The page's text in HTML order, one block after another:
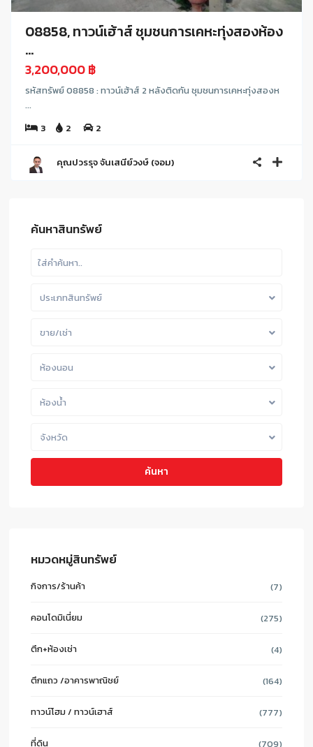
08858, ทาวน์เฮ้าส์ ชุมชนการเคหะทุ่งสองห้อง
...
3,200,000 ฿
รหัสทรัพย์ 08858 : ทาวน์เฮ้าส์ 2 หลังติดกัน ชุมชนการเคหะทุ่งสองห
...
3
2 2
คุณปวรรุจ จันเสนีย์วงษ์ (จอม)
ค้นหาสินทรัพย์
ประเภทสินทรัพย์
ขาย/เช่า
ห้องนอน
ห้องน้ำ
จังหวัด
ค้นหา
หมวดหมู่สินทรัพย์
กิจการ/ร้านค้า (7)
คอนโดมิเนี่ยม (275)
ตึก+ห้องเช่า (4)
ตึกแถว /อาคารพาณิชย์ (164)
ทาวน์โฮม / ทาวน์เฮาส์ (777)
ที่ดิน (709)